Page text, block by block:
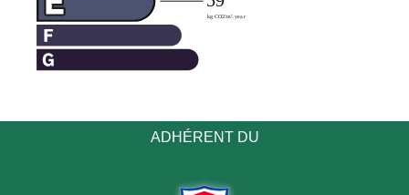
ADHÉRENT DU